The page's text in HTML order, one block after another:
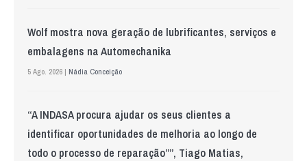
Wolf mostra nova geração de lubrificantes, serviços e
embalagens na Automechanika
5 Ago. 2026 | Nádia Conceição
“A INDASA procura ajudar os seus clientes a
identificar oportunidades de melhoria ao longo de
todo o processo de reparação””, Tiago Matias,